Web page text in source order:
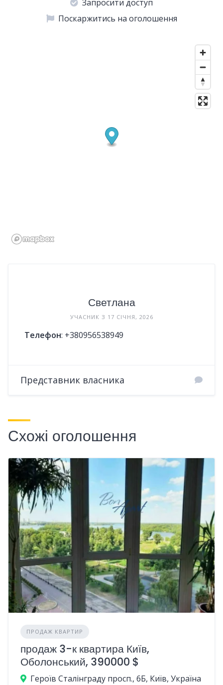
Запросити доступ
Поскаржитись на оголошення
Светлана
УЧАСНИК З 17 СІЧНЯ, 2026
Телефон: +380956538949
Представник власника
Схожі оголошення
ПРОДАЖ КВАРТИР
продаж 3-к квартира Київ,
Оболонський, 390000 $
Героїв Сталінграду просп., 6Б, Київ, Україна